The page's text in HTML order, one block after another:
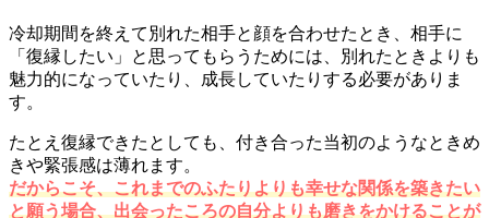
冷却期間を終えて別れた相手と顔を合わせたとき、相手に
「復縁したい」と思ってもらうためには、別れたときよりも
魅力的になっていたり、成長していたりする必要がありま
す。
たとえ復縁できたとしても、付き合った当初のようなときめ
きや緊張感は薄れます。
だからこそ、これまでのふたりよりも幸せな関係を築きたい
と願う場合、出会ったころの自分よりも磨きをかけることが